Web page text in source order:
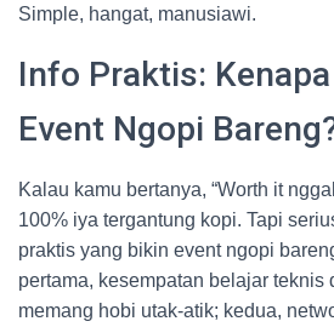
Simple, hangat, manusiawi.
Info Praktis:
Event Ngopi
Kalau kamu bertanya, “Worth it
100% iya tergantung kopi. Tapi
praktis yang bikin event ngopi
pertama, kesempatan belajar teknis
memang hobi utak-atik; kedua,